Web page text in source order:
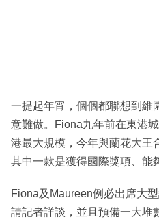
一提起年宵，個個都聯想到維
意難做。Fiona九年前在東港
港最大規模，今年與蘭花大王
其中一款是獲得國際獎項、能
Fiona及Maureen例必出席大
請記者詳談，並且預備一大堆